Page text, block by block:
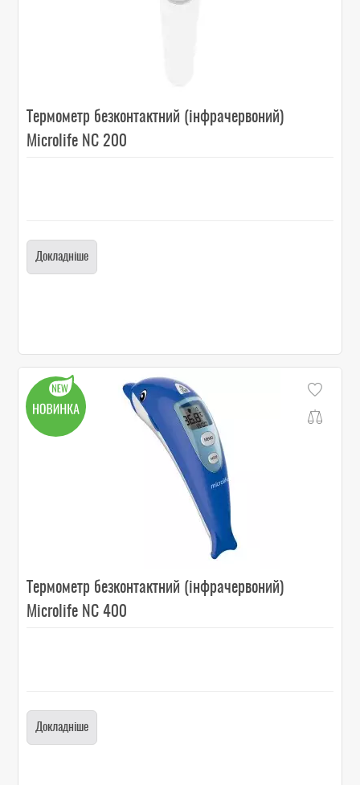
Термометр безконтактний (інфрачервоний)
Microlife NC 200
Докладніше
Термометр безконтактний (інфрачервоний)
Microlife NC 400
Докладніше